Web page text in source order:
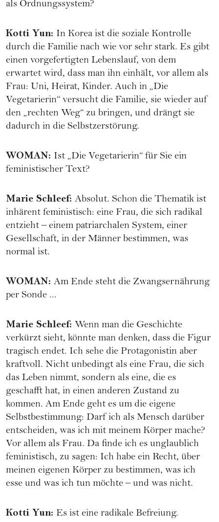
als Ordnungssystem?
Kotti Yun: In Korea ist die soziale Kontrolle
durch die Familie nach wie vor sehr stark. Es gibt
einen vorgefertigten Lebenslauf, von dem
erwartet wird, dass man ihn einhält, vor allem als
Frau: Uni, Heirat, Kinder. Auch in „Die
Vegetarierin“ versucht die Familie, sie wieder auf
den „rechten Weg“ zu bringen, und drängt sie
dadurch in die Selbstzerstörung.
WOMAN: Ist „Die Vegetarierin“ für Sie ein
feministischer Text?
Marie Schleef: Absolut. Schon die Thematik ist
inhärent feministisch: eine Frau, die sich radikal
entzieht – einem patriarchalen System, einer
Gesellschaft, in der Männer bestimmen, was
normal ist.
WOMAN: Am Ende steht die Zwangsernährung
per Sonde ...
Marie Schleef: Wenn man die Geschichte
verkürzt sieht, könnte man denken, dass die Figur
tragisch endet. Ich sehe die Protagonistin aber
kraftvoll. Nicht unbedingt als eine Frau, die sich
das Leben nimmt, sondern als eine, die es
geschafft hat, in einen anderen Zustand zu
kommen. Am Ende geht es um die eigene
Selbstbestimmung: Darf ich als Mensch darüber
entscheiden, was ich mit meinem Körper mache?
Vor allem als Frau. Da finde ich es unglaublich
feministisch, zu sagen: Ich habe ein Recht, über
meinen eigenen Körper zu bestimmen, was ich
esse und was ich tun möchte – und was nicht.
Kotti Yun: Es ist eine radikale Befreiung.